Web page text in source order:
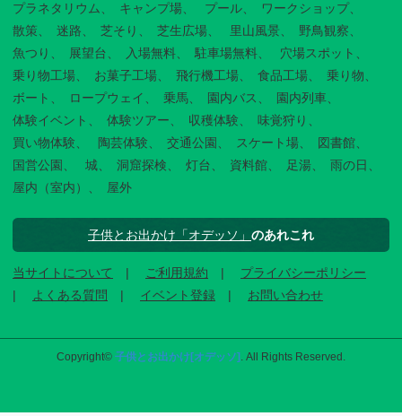
プラネタリウム
キャンプ場 プール
ワークショップ
散策
迷路 芝そり 芝生広場 里山風景
野鳥観察
魚つり
展望台 入場無料 駐車場無料
穴場スポット
乗り物工場
お菓子工場 飛行機工場 食品工場
乗り物
ボート
ロープウェイ 乗馬 園内バス
園内列車
体験イベント
体験ツアー 収穫体験
味覚狩り
買い物体験
陶芸体験 交通公園 スケート場
図書館
国営公園
城 洞窟探検 灯台 資料館 足湯
雨の日
屋内（室内）
屋外
子供とお出かけ「オデッソ」 のあれこれ
当サイトについて ご利用規約
プライバシーポリシー
よくある質問
イベント登録 お問い合わせ
Copyright© 子供とお出かけ[オデッソ] . All Rights Reserved.